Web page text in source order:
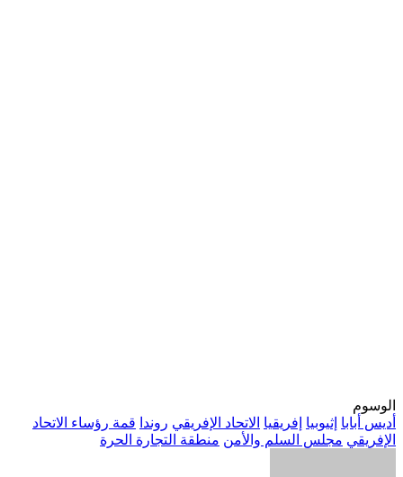
الوسوم
أديس أبابا إثيوبيا إفريقيا الاتحاد الإفريقي روندا قمة رؤساء الاتحاد
الإفريقي مجلس السلم والأمن منطقة التجارة الحرة